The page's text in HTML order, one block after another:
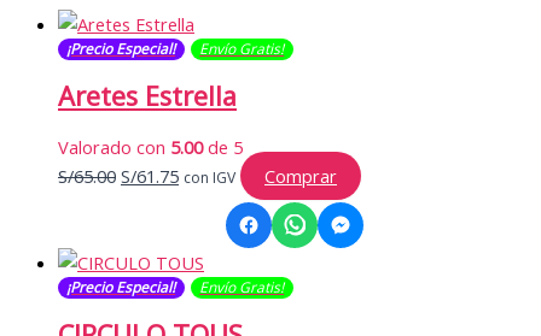
¡Precio Especial! Envío Gratis​​​!
Aretes Estrella
Valorado con 5.00de 5
S/65.00 El
era:
S/65.00.
S/61.75El
es:
S/61.75.
con IGV Comprar
¡Precio Especial! Envío Gratis​​​!